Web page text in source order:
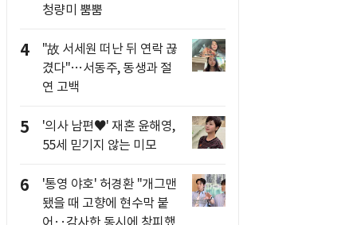
청량미 뿜뿜
4
"故 서세원 떠난 뒤 연락 끊
겼다"…서동주, 동생과 절
연 고백
5
'의사 남편♥' 재혼 윤해영,
55세 믿기지 않는 미모
6
'통영 야호' 허경환 "개그맨
됐을 때 고향에 현수막 붙
어‥감사한 동시에 창피했